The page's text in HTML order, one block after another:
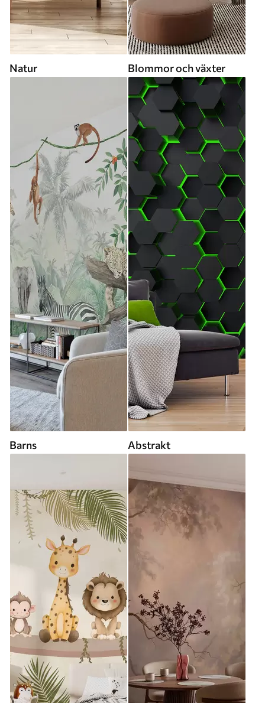
Natur Blommor och växter
Barns Abstrakt